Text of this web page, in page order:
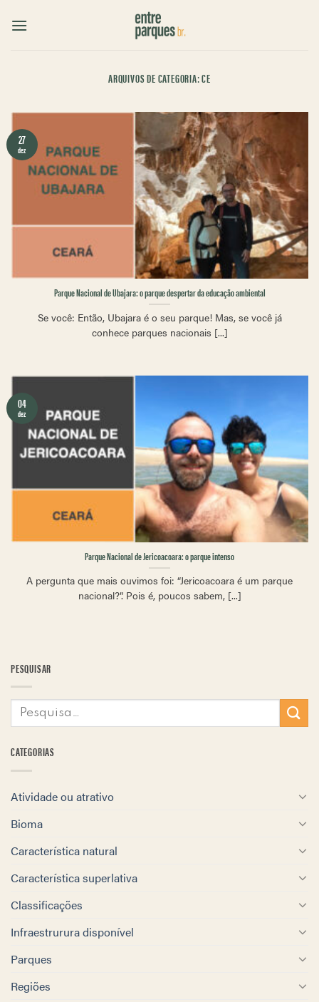
ARQUIVOS DE CATEGORIA:CE
PESQUISAR
CATEGORIAS
Atividade ou atrativo
Bioma
Característica natural
Característica superlativa
Classificações
Infraestrurura disponível
Parques
Regiões
Parque Nacional de Ubajara: o parque despertar da educação ambiental
Se você: Então, Ubajara é o seu parque! Mas, se você já
conhece parques nacionais [...]
27
dez
Parque Nacional de Jericoacoara: o parque intenso
A pergunta que mais ouvimos foi: “Jericoacoara é um parque
nacional?”. Pois é, poucos sabem, [...]
04
dez